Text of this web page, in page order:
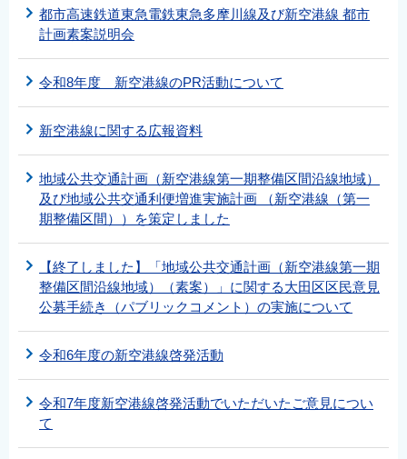
都市高速鉄道東急電鉄東急多摩川線及び新空港線 都市
計画素案説明会
令和8年度 新空港線のPR活動について
新空港線に関する広報資料
地域公共交通計画（新空港線第一期整備区間沿線地域）
及び地域公共交通利便増進実施計画 （新空港線（第一
期整備区間））を策定しました
【終了しました】「地域公共交通計画（新空港線第一期
整備区間沿線地域）（素案）」に関する大田区区民意見
公募手続き（パブリックコメント）の実施について
令和6年度の新空港線啓発活動
令和7年度新空港線啓発活動でいただいたご意見につい
て